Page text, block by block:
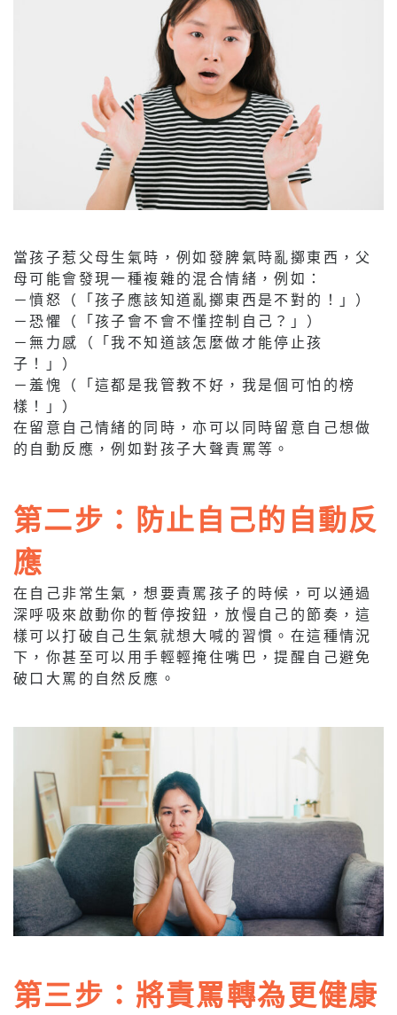
當孩子惹父母生氣時，例如發脾氣時亂擲東西，父
母可能會發現一種複雜的混合情緒，例如：
－憤怒（「孩子應該知道亂擲東西是不對的！」）
－恐懼（「孩子會不會不懂控制自己？」）
－無力感（「我不知道該怎麼做才能停止孩
子！」）
－羞愧（「這都是我管教不好，我是個可怕的榜
樣！」）
在留意自己情緒的同時，亦可以同時留意自己想做
的自動反應，例如對孩子大聲責罵等。
第二步：防止自己的自動反
應
在自己非常生氣，想要責罵孩子的時候，可以通過
深呼吸來啟動你的暫停按鈕，放慢自己的節奏，這
樣可以打破自己生氣就想大喊的習慣。在這種情況
下，你甚至可以用手輕輕掩住嘴巴，提醒自己避免
破口大罵的自然反應。
第三步：將責罵轉為更健康